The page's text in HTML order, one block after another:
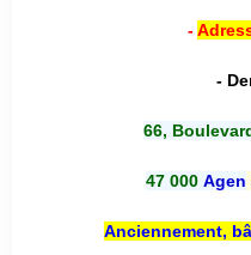
-
-
66,
47 000 Agen
Anciennement,